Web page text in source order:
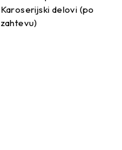
Karoserijski delovi (po
zahtevu)